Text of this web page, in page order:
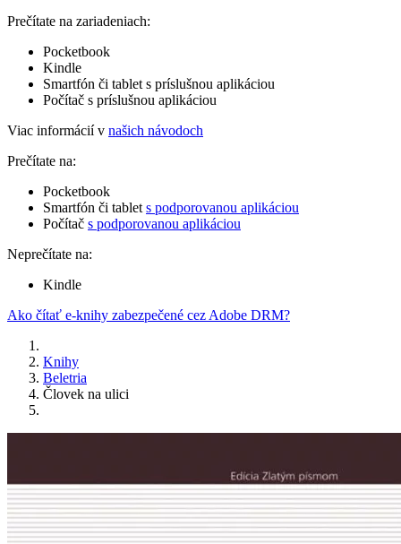
Prečítate na zariadeniach:
Pocketbook
Kindle
Smartfón či tablet s príslušnou aplikáciou
Počítač s príslušnou aplikáciou
Viac informácií v našich návodoch
Prečítate na:
Pocketbook
Smartfón či tablet s podporovanou aplikáciou
Počítač s podporovanou aplikáciou
Neprečítate na:
Kindle
Ako čítať e-knihy zabezpečené cez Adobe DRM?
Knihy
Beletria
Človek na ulici